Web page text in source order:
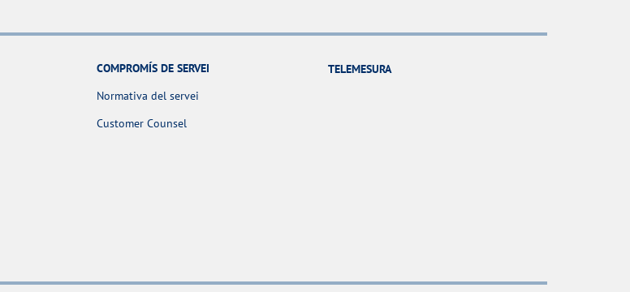
COMPROMÍS DE SERVEI
Normativa del servei
Customer Counsel
TELEMESURA